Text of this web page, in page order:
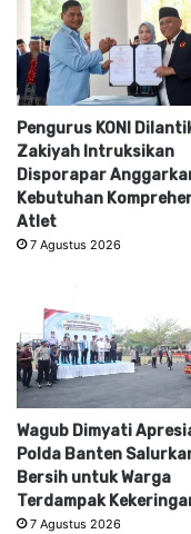
Pengurus KONI
Zakiyah Intruksikan
Disporapar
Kebutuhan
Atlet
7 Agustus 2026
Wagub Dimyati
Polda Banten
Bersih untuk Warga
Terdampak
7 Agustus 2026